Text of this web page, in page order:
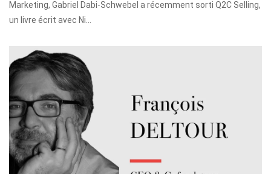
Marketing, Gabriel Dabi-Schwebel a récemment sorti Q2C Selling,
un livre écrit avec Ni…